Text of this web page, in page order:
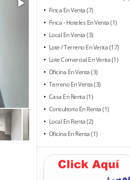
Finca En Venta (7)
Finca - Hoteles En Venta (1)
Local En Venta (3)
Lote / Terreno En Venta (17)
Lote Comercial En Venta (1)
Oficina En Venta (3)
Terreno En Venta (3)
Casa En Renta (1)
Consultorio En Renta (1)
Local En Renta (2)
Oficina En Renta (1)